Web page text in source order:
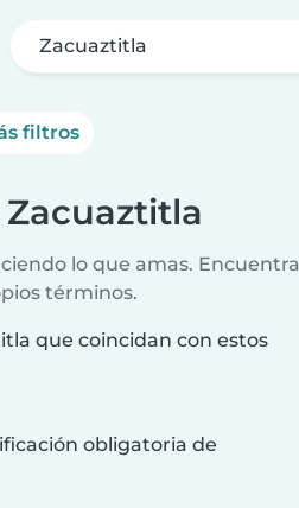
Zacuaztitla
filtros
lo que amas. Encuentra
términos.
que coincidan con estos
obligatoria de